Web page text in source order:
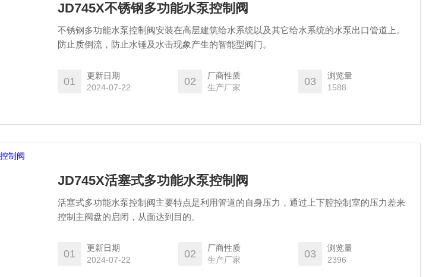
JD745X不锈钢多功能水泵控制阀
不锈钢多功能水泵控制阀安装在高层建筑给水系统以及其它给水系统的水泵出口管道上。
防止质倒流，防止水锤及水击现象产生的智能型阀门。
01
更新日期
2024-07-22
02
厂商性质
生产厂家
03
浏览量
1588
JD745X活塞式多功能水泵控制阀
活塞式多功能水泵控制阀主要特点是利用管道的自身压力，通过上下腔控制室的压力差来
控制主阀盘的启闭，从面达到目的。
01
更新日期
2024-07-22
02
厂商性质
生产厂家
03
浏览量
2396